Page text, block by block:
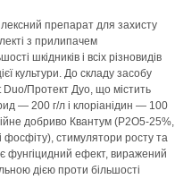
препарат для захисту
з прилипачем
шкідників і всіх різновидів
культури. До складу засобу
Duo/Протект Дуо, що містить
— 200 г/л і клоріанідин — 100
добриво Квантум (Р2О5-25%,
стимулятори росту та
фунгіцидний ефект, виражений
дією проти більшості